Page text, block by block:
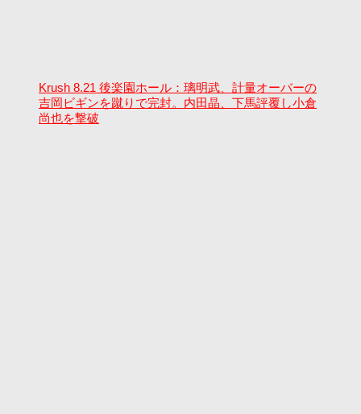
Krush 8.21 後楽園ホール：璃明武、計量オーバーの
吉岡ビギンを蹴りで完封。内田晶、下馬評覆し小倉
尚也を撃破